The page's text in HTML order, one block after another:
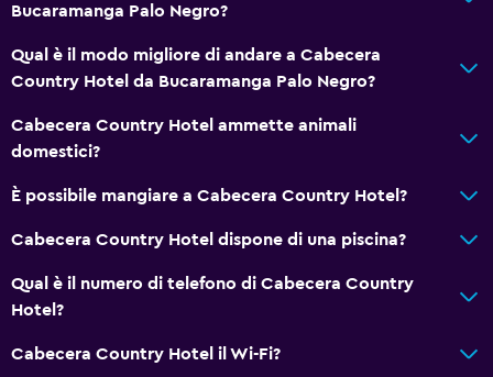
Bucaramanga Palo Negro?
Qual è il modo migliore di andare a Cabecera
Country Hotel da Bucaramanga Palo Negro?
Cabecera Country Hotel ammette animali
domestici?
È possibile mangiare a Cabecera Country Hotel?
Cabecera Country Hotel dispone di una piscina?
Qual è il numero di telefono di Cabecera Country
Hotel?
Cabecera Country Hotel il Wi-Fi?